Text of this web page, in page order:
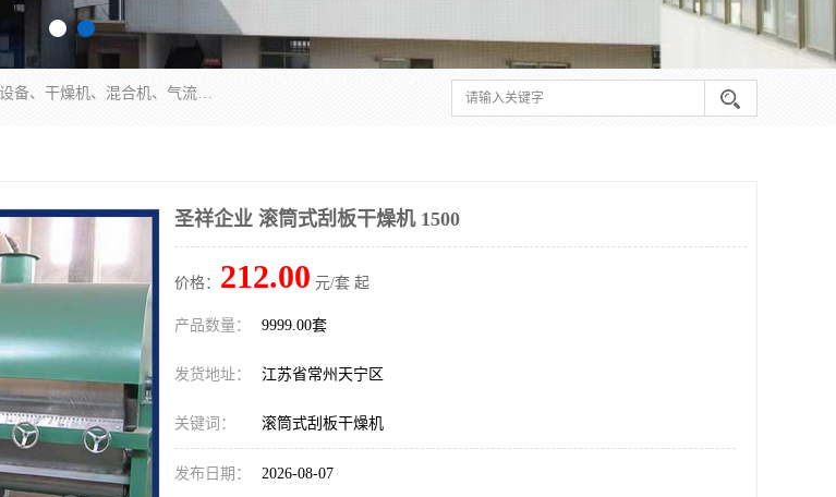
常州市圣祥干燥设备有限公司以生产干燥设备为主导产品，提供：干燥设备、干燥机、混合机、气流干燥机、烘箱、热风循环烘箱、沸腾干燥机、烘干机、喷雾干燥机等产品的生产、制造与销售服务。
圣祥企业 滚筒式刮板干燥机 1500
价格： 212.00 元/套 起
产品数量： 9999.00套
发货地址： 江苏省常州天宁区
关键词： 滚筒式刮板干燥机
发布日期： 2026-08-07